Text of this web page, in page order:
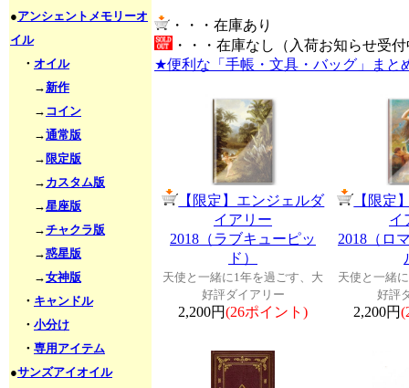
●アンシェントメモリーオ
イル
・ オイル
→新作
→ コイン
→通常版
→ 限定版
→ カスタム版
→星座版
→チャクラ版
→惑星版
→女神版
・ キャンドル
・ 小分け
・ 専用アイテム
●サンズアイオイル
・・・在庫あり
・・・在庫なし（入荷お知らせ受
★便利な「手帳・文具・バッグ」ま
【限定】エンジェルダ
イアリー
2018（ラブキューピッ
ド）
天使と一緒に1年を過ごす、大
好評ダイアリー
2,200円(26ポイント)
【限定
イ
2018（ロ
天使と一緒
好評
2,200円